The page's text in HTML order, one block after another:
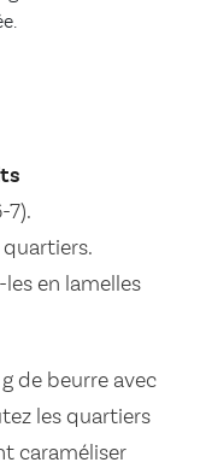
7).
quartiers.
en lamelles
de beurre avec
les quartiers
caraméliser